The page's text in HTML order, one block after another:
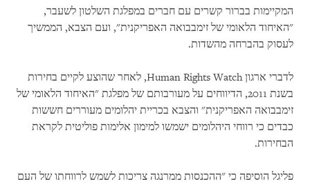
המקיימות בברור קשרים עם חברים במפלגת השלטון לשעבר,
"האיחוד הלאומי של זימבבואה האפריקנית", ועם הצבא, הממשיך
לעסוק בהברחה מהשדות.
לדברי ארגון Human Rights Watch, לאחר שהוצע לקיים בחירות
בשנת 2011, הדיווחים על מעורבותם של מפלגת "האיחוד הלאומי של
זימבבואה האפריקנית" והצבא בכריית יהלומים מעוררים חששות
כבדים כי רווחי היהלומים ישמשו למימון אלימות פוליטית לקראת
הבחירות.
פליגל הוסיפה כי "ההכנסות ממרנגה צריכות לשמש לרווחתו של העם